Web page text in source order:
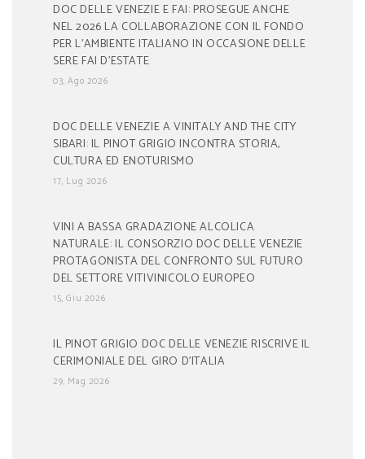
DOC DELLE VENEZIE E FAI: PROSEGUE ANCHE
NEL 2026 LA COLLABORAZIONE CON IL FONDO
PER L’AMBIENTE ITALIANO IN OCCASIONE DELLE
SERE FAI D’ESTATE
03, Ago 2026
DOC DELLE VENEZIE A VINITALY AND THE CITY
SIBARI: IL PINOT GRIGIO INCONTRA STORIA,
CULTURA ED ENOTURISMO
17, Lug 2026
VINI A BASSA GRADAZIONE ALCOLICA
NATURALE: IL CONSORZIO DOC DELLE VENEZIE
PROTAGONISTA DEL CONFRONTO SUL FUTURO
DEL SETTORE VITIVINICOLO EUROPEO
15, Giu 2026
IL PINOT GRIGIO DOC DELLE VENEZIE RISCRIVE IL
CERIMONIALE DEL GIRO D’ITALIA
29, Mag 2026